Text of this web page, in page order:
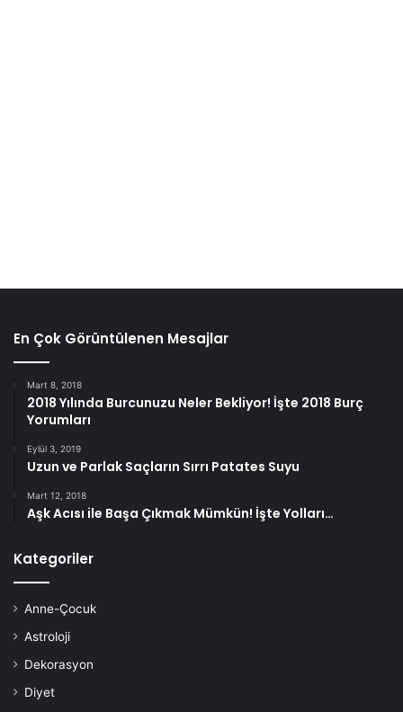
Diş Ağrısı Belirtileri Nelerdir?
Bir diş problemini gösterebilecek belirti ve bulgular
aşağıdakileri içerir:
Isırma veya çiğneme ile ağrı
Yanak veya diş etlerinde şişlik
Diş etlerinin boşaltılması veya kanaması
En Çok Görüntülenen Mesajlar
Mart 8, 2018
2018 Yılında Burcunuzu Neler Bekliyor! İşte 2018 Burç
Yorumları
Eylül 3, 2019
Uzun ve Parlak Saçların Sırrı Patates Suyu
Mart 12, 2018
Aşk Acısı ile Başa Çıkmak Mümkün! İşte Yolları…
Kategoriler
Anne-Çocuk
Astroloji
Dekorasyon
Diyet